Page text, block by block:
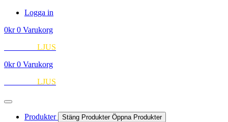
Hoppa
innehåll
Logga in
0kr 0 Varukorg
LJUS
0kr 0 Varukorg
LJUS
Produkter Stäng Produkter Öppna Produkter